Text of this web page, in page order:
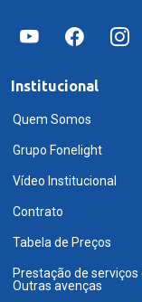
Institucional
Quem Somos
Grupo Fonelight
Vídeo Institucional
Contrato
Tabela de Preços
Prestação de serviços
Outras avenças